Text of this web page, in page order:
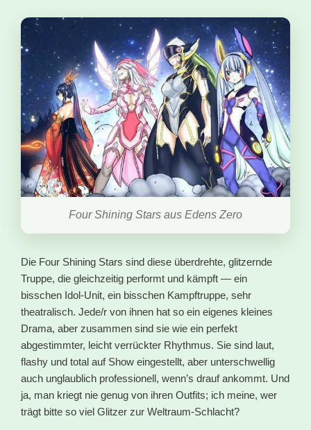
Four Shining Stars aus Edens Zero
Die Four Shining Stars sind diese überdrehte, glitzernde
Truppe, die gleichzeitig performt und kämpft — ein
bisschen Idol-Unit, ein bisschen Kampftruppe, sehr
theatralisch. Jede/r von ihnen hat so ein eigenes kleines
Drama, aber zusammen sind sie wie ein perfekt
abgestimmter, leicht verrückter Rhythmus. Sie sind laut,
flashy und total auf Show eingestellt, aber unterschwellig
auch unglaublich professionell, wenn’s drauf ankommt. Und
ja, man kriegt nie genug von ihren Outfits; ich meine, wer
trägt bitte so viel Glitzer zur Weltraum-Schlacht?